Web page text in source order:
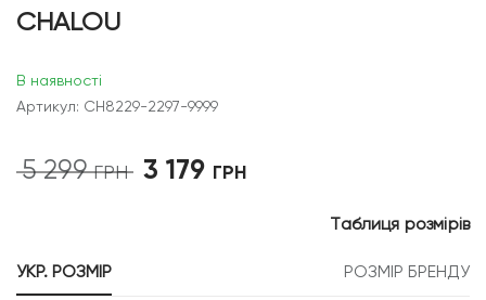
CHALOU
В наявності
Артикул: CH8229-2297-9999
5 299ГРН
Оригінальна
3 179 ГРН
УКР. РОЗМІР
РОЗМІР БРЕНДУ
Таблиця розмірів